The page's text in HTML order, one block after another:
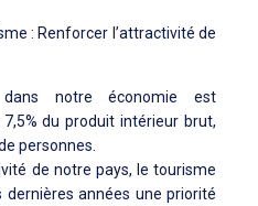
: Renforcer l’attractivité de
notre économie est
du produit intérieur brut,
personnes.
de notre pays, le tourisme
années une priorité